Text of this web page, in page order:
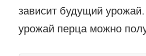
зависит будущий
урожай перца можно